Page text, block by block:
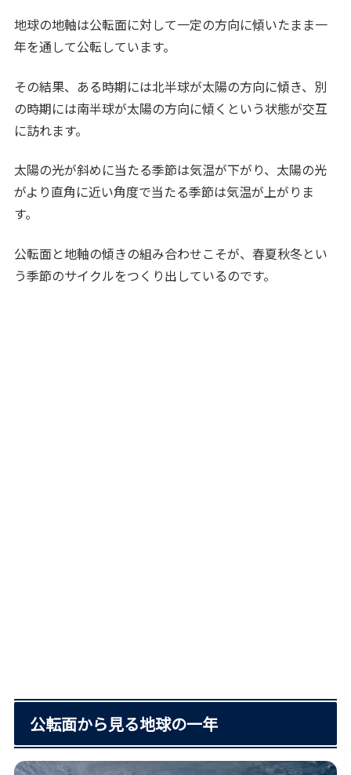
地球の地軸は公転面に対して一定の方向に傾いたまま一
年を通して公転しています。
その結果、ある時期には北半球が太陽の方向に傾き、別
の時期には南半球が太陽の方向に傾くという状態が交互
に訪れます。
太陽の光が斜めに当たる季節は気温が下がり、太陽の光
がより直角に近い角度で当たる季節は気温が上がりま
す。
公転面と地軸の傾きの組み合わせこそが、春夏秋冬とい
う季節のサイクルをつくり出しているのです。
公転面から見る地球の一年